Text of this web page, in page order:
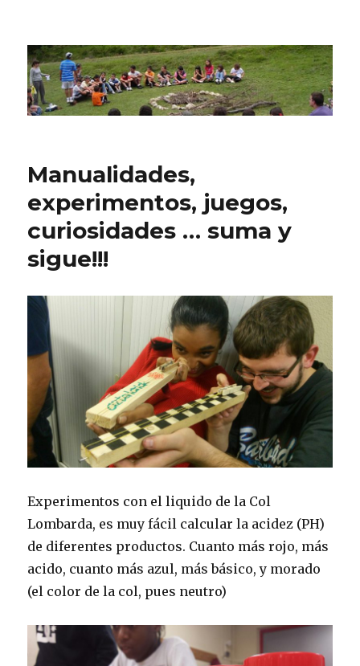
CPN Azterlariak
Manualidades,
experimentos, juegos,
curiosidades … suma y
sigue!!!
Experimentos con el liquido de la Col
Lombarda, es muy fácil calcular la acidez (PH)
de diferentes productos. Cuanto más rojo, más
acido, cuanto más azul, más básico, y morado
(el color de la col, pues neutro)